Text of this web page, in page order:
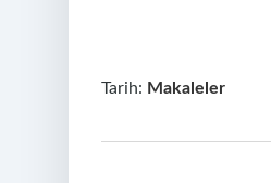
Tarih: Makaleler